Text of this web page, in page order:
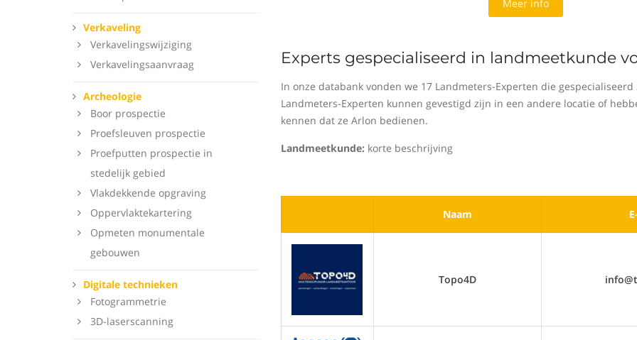
Verkaveling
Verkavelingswijziging
Verkavelingsaanvraag
Archeologie
Boor prospectie
Proefsleuven prospectie
Proefputten prospectie in
stedelijk gebied
Vlakdekkende opgraving
Oppervlaktekartering
Opmeten monumentale
gebouwen
Digitale technieken
Fotogrammetrie
3D-laserscanning
Meer info
Experts gespecialiseerd in landmeetkunde
In onze databank vonden we 17 Landmeters-Experten die
Landmeters-Experten kunnen gevestigd zijn in een andere locatie of
kennen dat ze Arlon bedienen.
Landmeetkunde: korte beschrijving
Naam
Topo4D